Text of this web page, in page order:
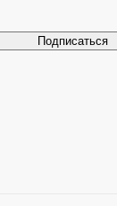
Подписаться